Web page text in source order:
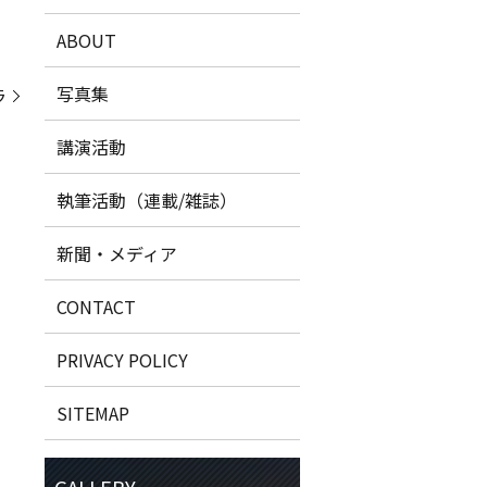
ABOUT
写真集
講演活動
執筆活動（連載/雑誌）
新聞・メディア
CONTACT
PRIVACY POLICY
SITEMAP